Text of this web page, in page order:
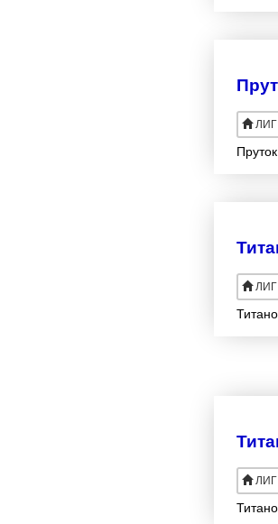
ЛИГ
ЛИГ
ЛИГ